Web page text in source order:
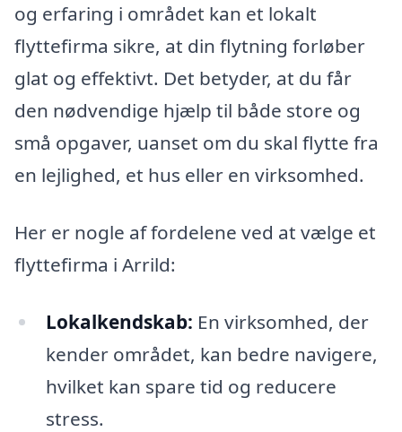
og erfaring i området kan et lokalt
flyttefirma sikre, at din flytning forløber
glat og effektivt. Det betyder, at du får
den nødvendige hjælp til både store og
små opgaver, uanset om du skal flytte fra
en lejlighed, et hus eller en virksomhed.
Her er nogle af fordelene ved at vælge et
flyttefirma i Arrild:
Lokalkendskab: En virksomhed, der
kender området, kan bedre navigere,
hvilket kan spare tid og reducere
stress.